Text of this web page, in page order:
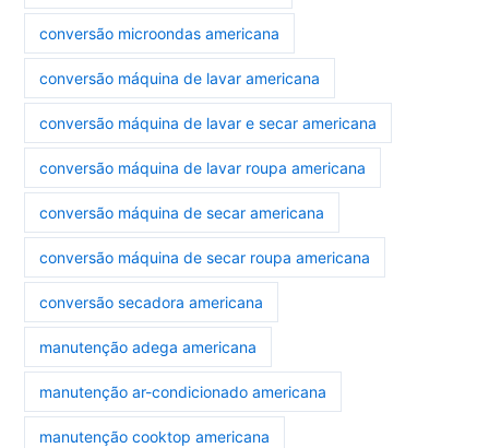
conversão microondas americana
conversão máquina de lavar americana
conversão máquina de lavar e secar americana
conversão máquina de lavar roupa americana
conversão máquina de secar americana
conversão máquina de secar roupa americana
conversão secadora americana
manutenção adega americana
manutenção ar-condicionado americana
manutenção cooktop americana